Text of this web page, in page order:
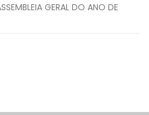
GERAL DO ANO DE